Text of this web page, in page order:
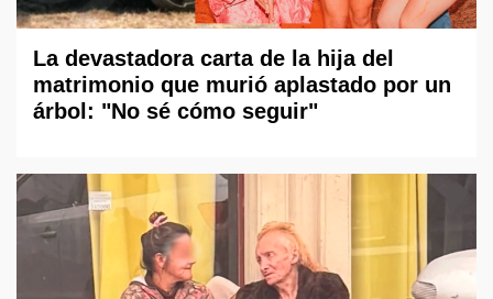
La devastadora carta de la hija del
matrimonio que murió aplastado por un
árbol: "No sé cómo seguir"